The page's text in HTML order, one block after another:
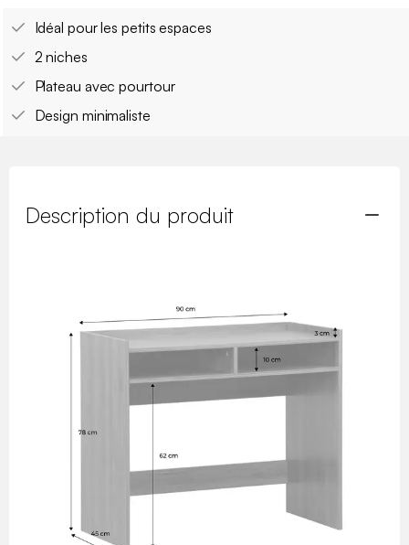
Idéal pour les petits espaces
2 niches
Plateau avec pourtour
Design minimaliste
Description du produit